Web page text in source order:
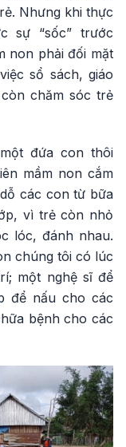
Nhưng khi thực
sự “sốc” trước
non phải đối mặt
sổ sách, giáo
chăm sóc trẻ
đứa con thôi
mầm non cắm
các con từ bữa
vì trẻ còn nhỏ
lóc, đánh nhau.
chúng tôi có lúc
một nghệ sĩ để
để nấu cho các
bệnh cho các